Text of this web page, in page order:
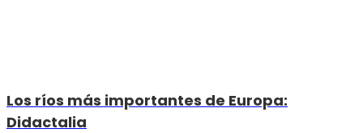
Los ríos más importantes de Europa:
Didactalia